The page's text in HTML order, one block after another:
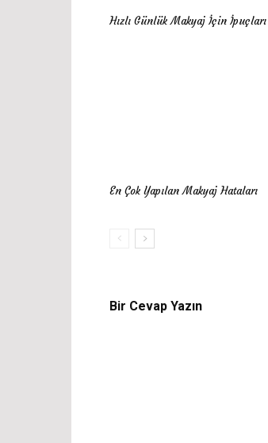
Hızlı Günlük Makyaj İçin İpuçları
En Çok Yapılan Makyaj Hataları
Bir Cevap Yazın